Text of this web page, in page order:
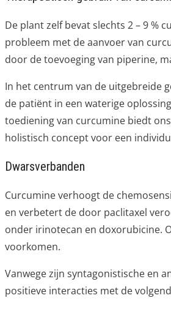
De plant zelf bevat slechts 2 – 9 %
probleem met de aanvoer van
door de toevoeging van piperine,
In het centrum van de uitgebreide
de patiënt in een waterige
toediening van curcumine biedt
holistisch concept voor een
Dwarsverbanden
Curcumine verhoogt de
en verbetert de door paclitaxel
onder irinotecan en doxorubicine.
voorkomen.
Vanwege zijn syntagonistische en
positieve interacties met de